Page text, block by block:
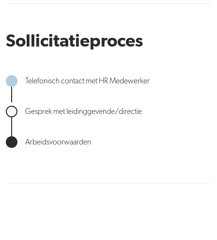
Sollicitatieproces
Telefonisch contact met HR Medewerker
Gesprek met leidinggevende/directie
Arbeidsvoorwaarden